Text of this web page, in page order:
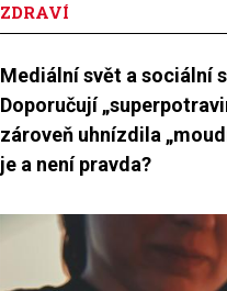
ZDRAVÍ
Mediální svět a sociální
Doporučují
zároveň uhnízdila
je a není pravda?